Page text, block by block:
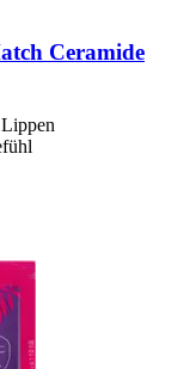
Ceramide